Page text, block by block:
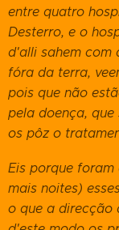
entre quatro
Desterro, e o
d'alli sahem com
fóra da terra,
pois que não
pela doença,
os pôz o
Eis porque
mais noites)
o que a direcção